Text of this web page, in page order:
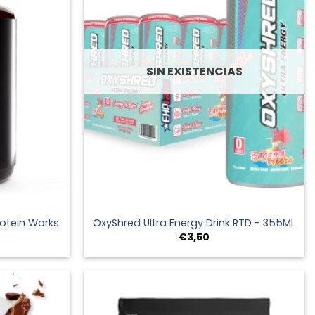
Works
€9,95.
SIN EXISTENCIAS
OxyShred Ultra Energy Drink RTD - 355ML
€3,50